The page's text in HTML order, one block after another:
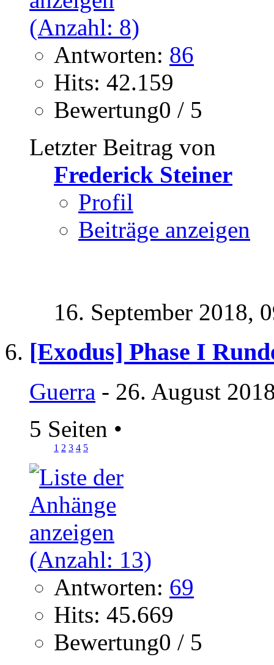
Antworten: 86
Hits: 42.159
Bewertung0 / 5
Letzter Beitrag von
Frederick Steiner
Profil
Beiträge anzeigen
16. September 2018,
[Exodus] Phase I
Guerra - 26. August
5 Seiten •
1 2 3 4 5
Antworten: 69
Hits: 45.669
Bewertung0 / 5